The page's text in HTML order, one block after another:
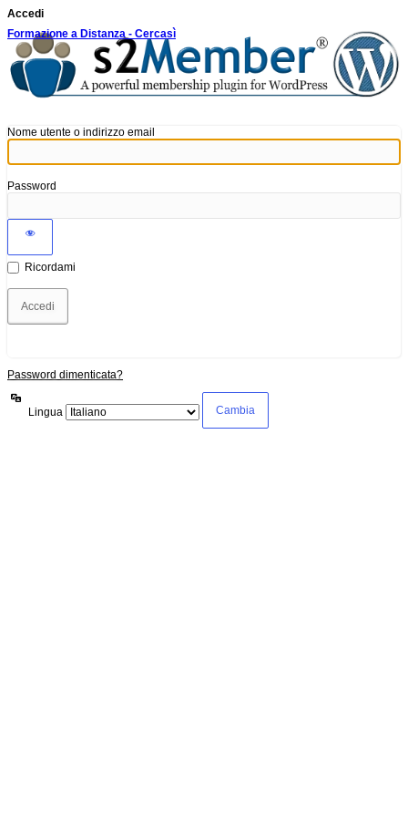
Accedi
Formazione a Distanza - Cercasì
Nome utente o indirizzo email
Password
Ricordami
Password dimenticata?
Lingua